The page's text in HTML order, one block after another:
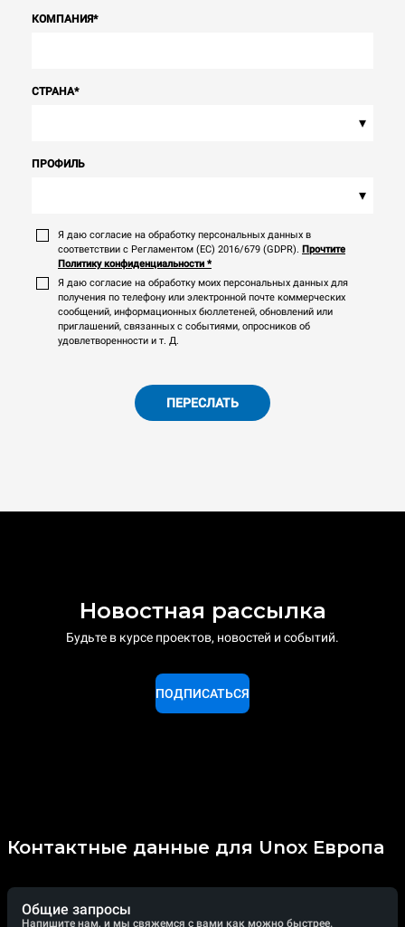
КОМПАНИЯ*
СТРАНА*
▾
ПРОФИЛЬ
▾
Я даю согласие на обработку персональных данных в
соответствии с Регламентом (ЕС) 2016/679 (GDPR). Прочтите
Политику конфиденциальности *
Я даю согласие на обработку моих персональных данных для
получения по телефону или электронной почте коммерческих
сообщений, информационных бюллетеней, обновлений или
приглашений, связанных с событиями, опросников об
удовлетворенности и т. Д.
ПЕРЕСЛАТЬ
Новостная рассылка
Будьте в курсе проектов, новостей и событий.
ПОДПИСАТЬСЯ
Контактные данные для Unox Европа
Общие запросы
Напишите нам, и мы свяжемся с вами как можно быстрее.